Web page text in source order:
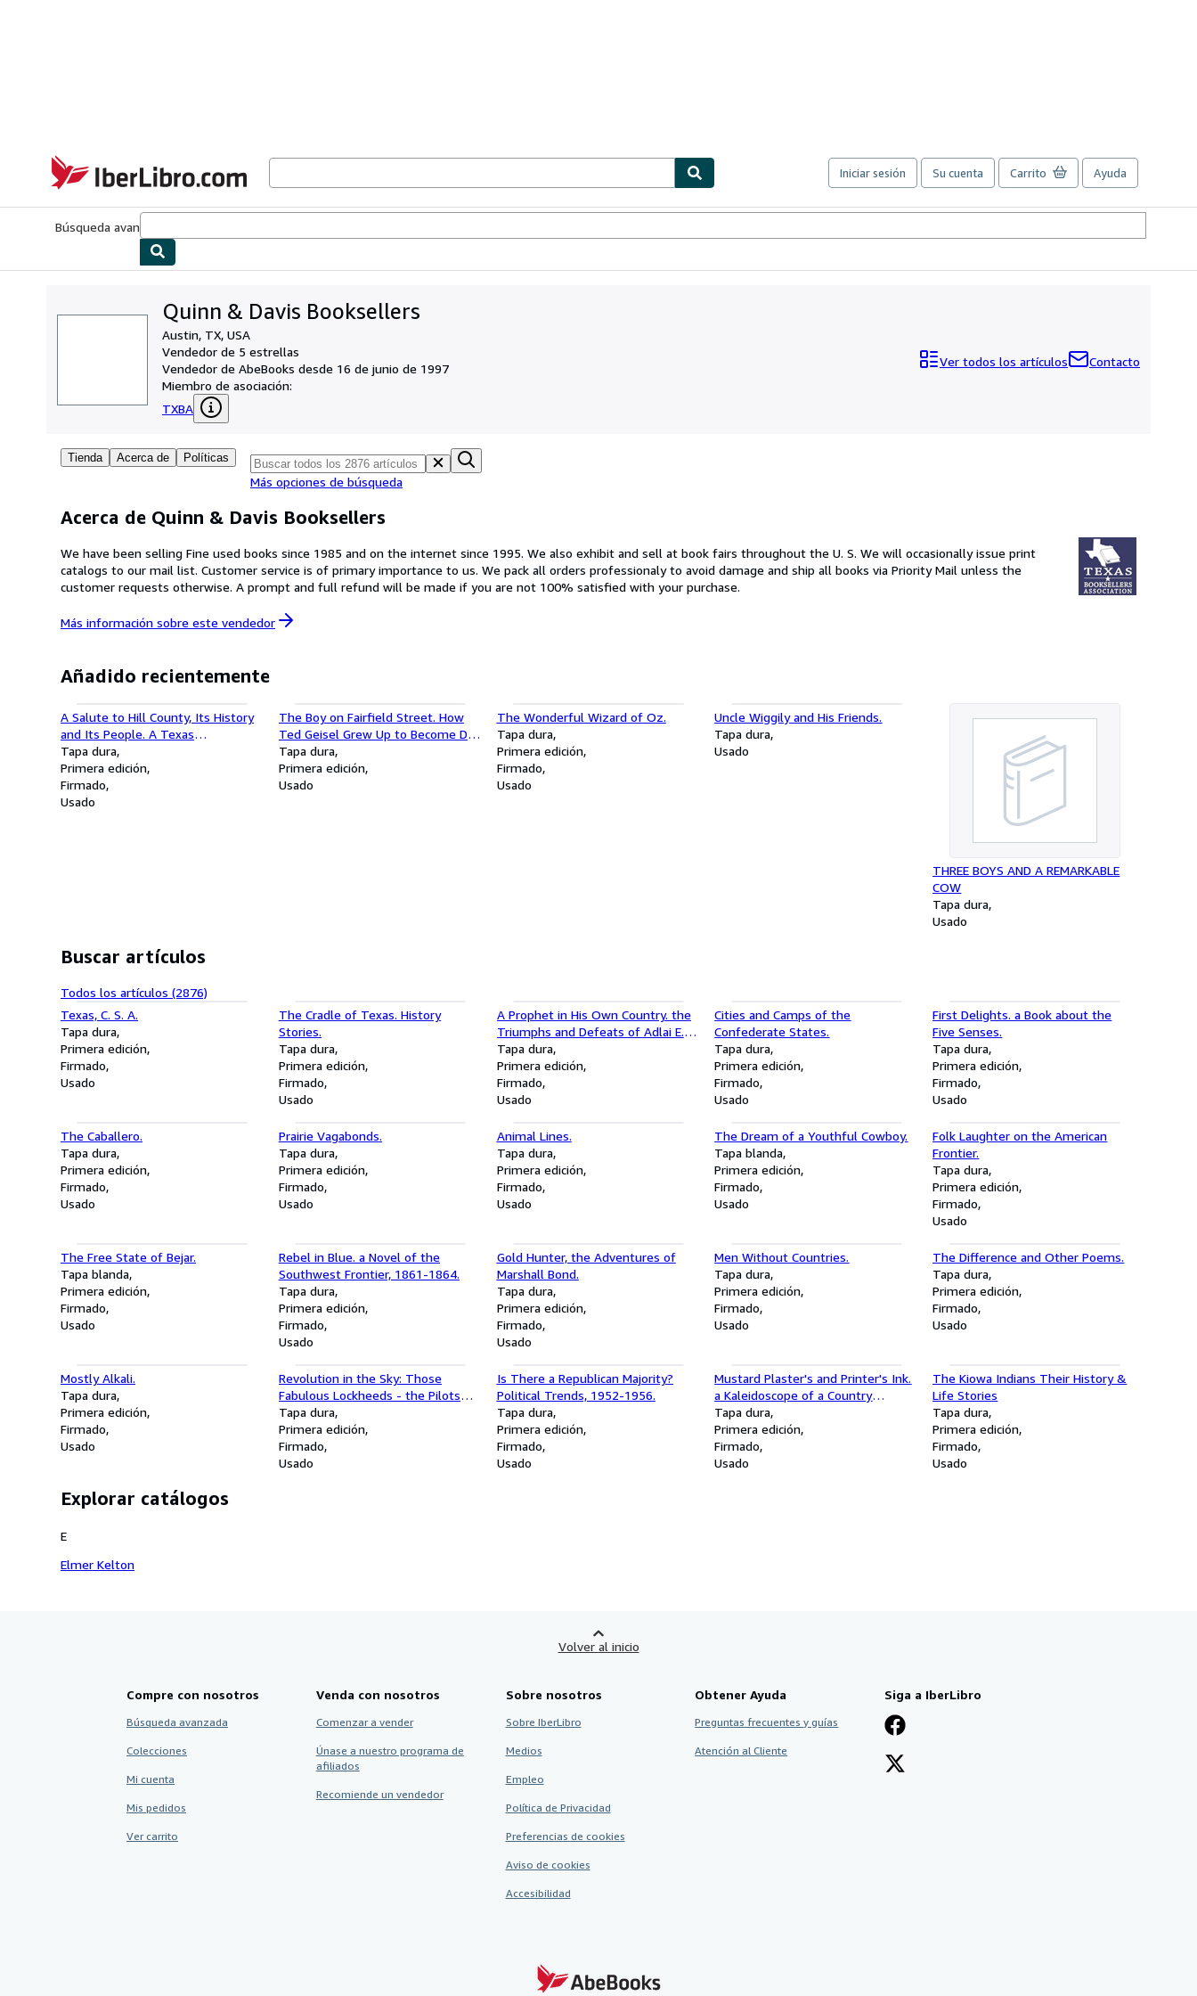
IberLibro.com
Iniciar sesión Su cuenta Carrito Ayuda
Búsqueda avanzada
Quinn & Davis Booksellers
Austin, TX, USA
Vendedor de 5 estrellas
Vendedor de AbeBooks desde 16 de junio de 1997
Miembro de asociación:
TXBA
Ver todos los artículos Contacto
Tienda Acerca de Políticas
Más opciones de búsqueda
Acerca de Quinn & Davis Booksellers
We have been selling Fine used books since 1985 and on the internet since 1995. We also exhibit and sell at book fairs throughout the U. S. We will occasionally issue print
catalogs to our mail list. Customer service is of primary importance to us. We pack all orders professionaly to avoid damage and ship all books via Priority Mail unless the
customer requests otherwise. A prompt and full refund will be made if you are not 100% satisfied with your purchase.
Más información sobre este vendedor
Añadido recientemente
A Salute to Hill County, Its History
and Its People. A Texas
Sesquicentennial Celebration
Tapa dura
Primera edición
Firmado
Usado
The Boy on Fairfield Street. How
Ted Geisel Grew Up to Become Dr.
Seuss.
Tapa dura
Primera edición
Usado
The Wonderful Wizard of Oz.
Tapa dura
Primera edición
Firmado
Usado
Uncle Wiggily and His Friends.
Tapa dura
Usado
THREE BOYS AND A REMARKABLE
COW
Tapa dura
Usado
Buscar artículos
Todos los artículos (2876)
Texas, C. S. A.
Tapa dura
Primera edición
Firmado
Usado
The Cradle of Texas. History
Stories.
Tapa dura
Primera edición
Firmado
Usado
A Prophet in His Own Country. the
Triumphs and Defeats of Adlai E.
Stevenson.
Tapa dura
Primera edición
Firmado
Usado
Cities and Camps of the
Confederate States.
Tapa dura
Primera edición
Firmado
Usado
First Delights. a Book about the
Five Senses.
Tapa dura
Primera edición
Firmado
Usado
The Caballero.
Tapa dura
Primera edición
Firmado
Usado
Prairie Vagabonds.
Tapa dura
Primera edición
Firmado
Usado
Animal Lines.
Tapa dura
Primera edición
Firmado
Usado
The Dream of a Youthful Cowboy.
Tapa blanda
Primera edición
Firmado
Usado
Folk Laughter on the American
Frontier.
Tapa dura
Primera edición
Firmado
Usado
The Free State of Bejar.
Tapa blanda
Primera edición
Firmado
Usado
Rebel in Blue. a Novel of the
Southwest Frontier, 1861-1864.
Tapa dura
Primera edición
Firmado
Usado
Gold Hunter, the Adventures of
Marshall Bond.
Tapa dura
Primera edición
Firmado
Usado
Men Without Countries.
Tapa dura
Primera edición
Firmado
Usado
The Difference and Other Poems.
Tapa dura
Primera edición
Firmado
Usado
Mostly Alkali.
Tapa dura
Primera edición
Firmado
Usado
Revolution in the Sky: Those
Fabulous Lockheeds - the Pilots
Who Flew Them.
Tapa dura
Primera edición
Firmado
Usado
Is There a Republican Majority?
Political Trends, 1952-1956.
Tapa dura
Primera edición
Firmado
Usado
Mustard Plaster's and Printer's Ink.
a Kaleidoscope of a Country
Doctor's Observations about
People, Places and Things.
Tapa dura
Primera edición
Firmado
Usado
The Kiowa Indians Their History &
Life Stories
Tapa dura
Primera edición
Firmado
Usado
Explorar catálogos
E
Elmer Kelton
Volver al inicio
Compre con nosotros
Búsqueda avanzada
Colecciones
Mi cuenta
Mis pedidos
Ver carrito
Venda con nosotros
Comenzar a vender
Únase a nuestro programa de
afiliados
Recomiende un vendedor
Sobre nosotros
Sobre IberLibro
Medios
Empleo
Política de Privacidad
Preferencias de cookies
Aviso de cookies
Accesibilidad
Obtener Ayuda
Preguntas frecuentes y guías
Atención al Cliente
Siga a IberLibro